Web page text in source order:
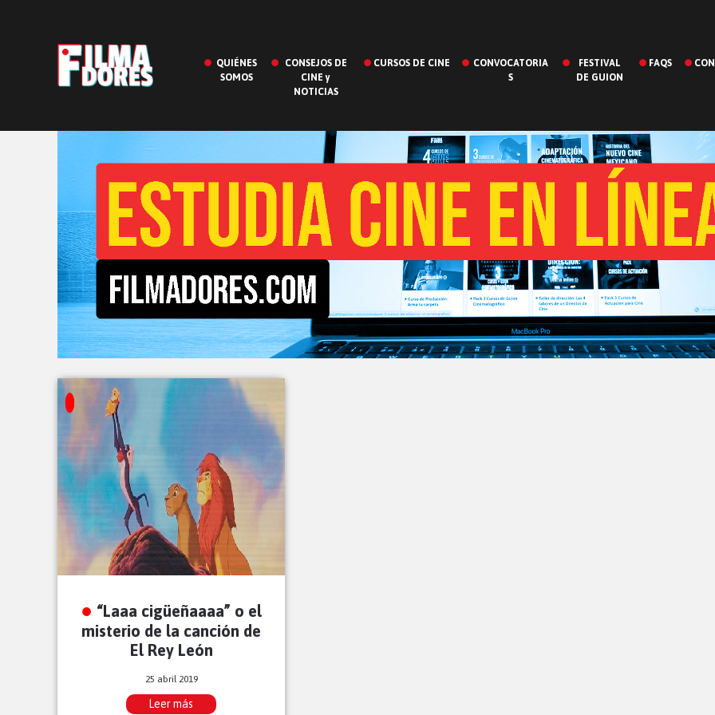
QUIÉNES
SOMOS
CONSEJOS DE
CINE y
NOTICIAS
CURSOS DE CINE
CONVOCATORIA
S
FESTIVAL
DE GUION
FAQS
“Laaa cigüeñaaaa” o el
misterio de la canción de
El Rey León
25 abril 2019
Leer más